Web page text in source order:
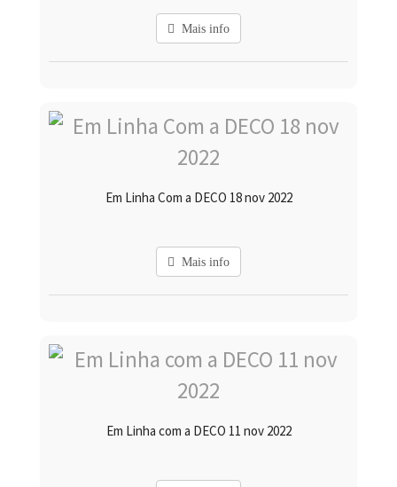
Mais info
Em Linha Com a DECO 18 nov 2022
Mais info
Em Linha com a DECO 11 nov 2022